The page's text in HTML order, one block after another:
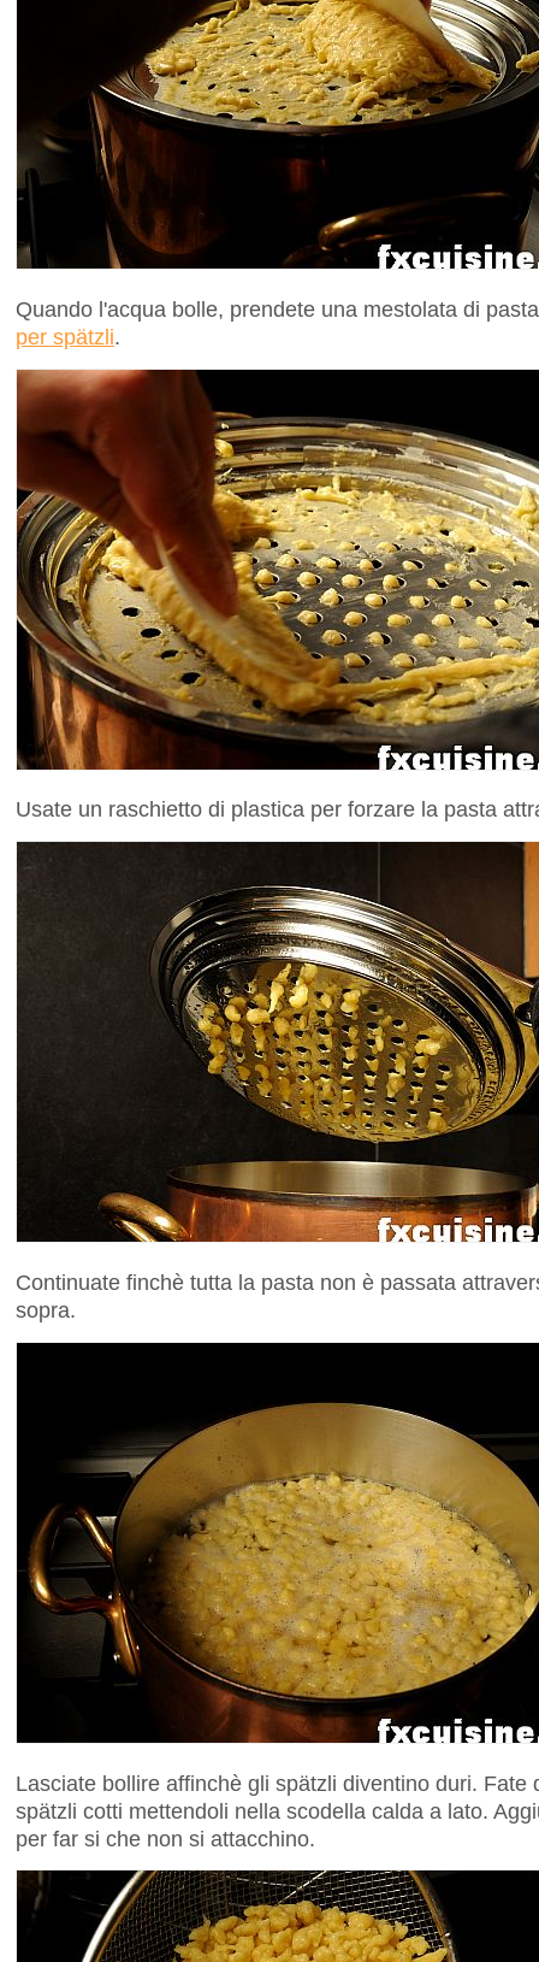
Quando l'acqua bolle, prendete una mestolata di
per spätzli.
Usate un raschietto di plastica per forzare la pasta
Continuate finchè tutta la pasta non è passata
sopra.
Lasciate bollire affinchè gli spätzli diventino duri. Fate
spätzli cotti mettendoli nella scodella calda a lato.
per far si che non si attacchino.